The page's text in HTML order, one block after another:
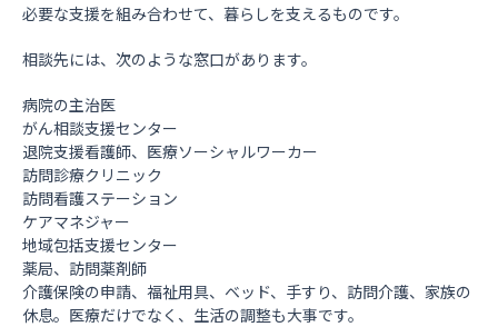
必要な支援を組み合わせて、暮らしを支えるものです。
相談先には、次のような窓口があります。
病院の主治医
がん相談支援センター
退院支援看護師、医療ソーシャルワーカー
訪問診療クリニック
訪問看護ステーション
ケアマネジャー
地域包括支援センター
薬局、訪問薬剤師
介護保険の申請、福祉用具、ベッド、手すり、訪問介護、家族の
休息。医療だけでなく、生活の調整も大事です。